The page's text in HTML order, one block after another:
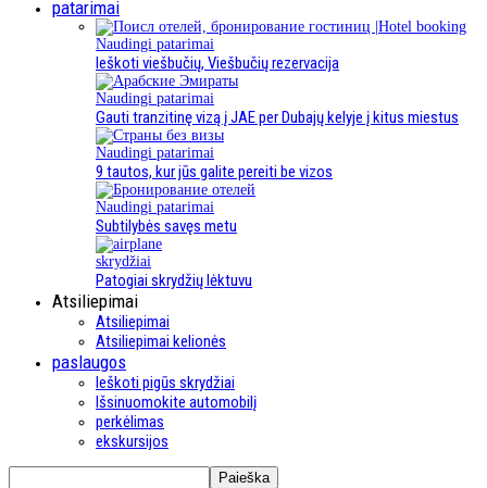
patarimai
Naudingi patarimai
Ieškoti viešbučių, Viešbučių rezervacija
Naudingi patarimai
Gauti tranzitinę vizą į JAE per Dubajų kelyje į kitus miestus
Naudingi patarimai
9 tautos, kur jūs galite pereiti be vizos
Naudingi patarimai
Subtilybės savęs metu
skrydžiai
Patogiai skrydžių lėktuvu
Atsiliepimai
Atsiliepimai
Atsiliepimai kelionės
paslaugos
Ieškoti pigūs skrydžiai
Išsinuomokite automobilį
perkėlimas
ekskursijos